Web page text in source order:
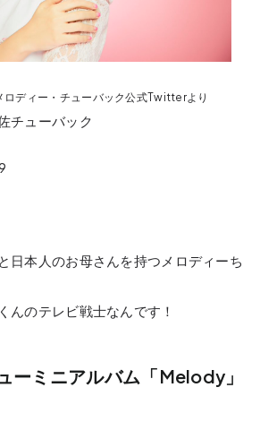
ディー・チューバック公式Twitterより
チューバック
日本人のお母さんを持つメロディーち
んのテレビ戦士なんです！
ーミニアルバム「Melody」